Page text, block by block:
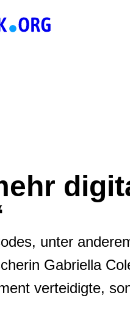
unter
Gabriella
verteidigte,